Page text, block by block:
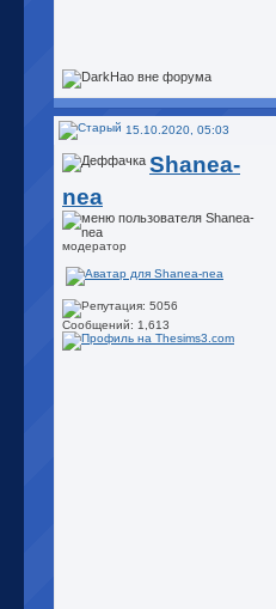
15.10.2020, 05:03
Shanea-
nea
модератор
Сообщений: 1,613